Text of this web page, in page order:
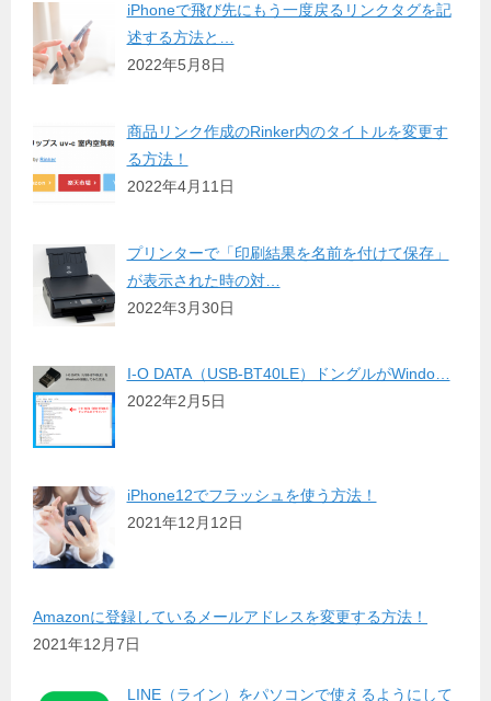
iPhoneで飛び先にもう一度戻るリンクタグを記
述する方法と…
2022年5月8日
商品リンク作成のRinker内のタイトルを変更す
る方法！
2022年4月11日
プリンターで「印刷結果を名前を付けて保存」
が表示された時の対…
2022年3月30日
I-O DATA（USB-BT40LE）ドングルがWindo…
2022年2月5日
iPhone12でフラッシュを使う方法！
2021年12月12日
Amazonに登録しているメールアドレスを変更する方法！
2021年12月7日
LINE（ライン）をパソコンで使えるようにして